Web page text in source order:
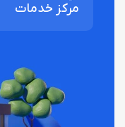
مرکز خدمات